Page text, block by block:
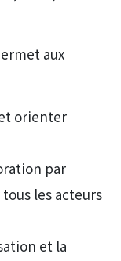
aux
orienter
par
les acteurs
et la